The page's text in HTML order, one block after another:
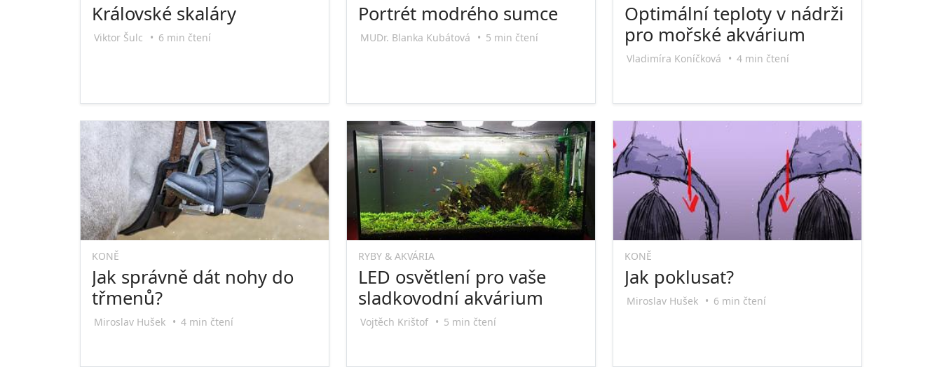
Královské skaláry
Viktor Šulc • 6 min čtení
Portrét modrého sumce
MUDr. Blanka Kubátová • 5 min čtení
Optimální teploty v nádrži
pro mořské akvárium
Vladimíra Koníčková • 4 min čtení
KONĚ
Jak správně dát nohy do
třmenů?
Miroslav Hušek • 4 min čtení
RYBY & AKVÁRIA
LED osvětlení pro vaše
sladkovodní akvárium
Vojtěch Krištof • 5 min čtení
KONĚ
Jak poklusat?
Miroslav Hušek • 6 min čtení